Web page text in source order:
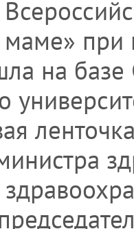
маме» при
на базе